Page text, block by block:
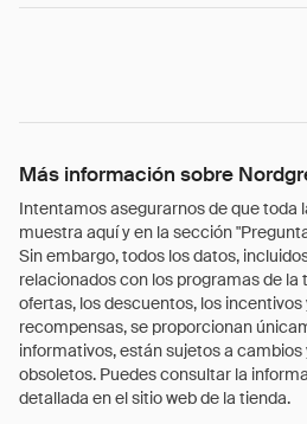
Más información sobre
Intentamos asegurarnos de que toda
muestra aquí y en la sección
Sin embargo, todos los datos,
relacionados con los programas de la
ofertas, los descuentos, los
recompensas, se proporcionan
informativos, están sujetos a
obsoletos. Puedes consultar la
detallada en el sitio web de la tienda.